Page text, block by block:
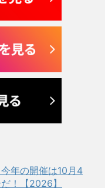
年の開催は10月4
！【2026】